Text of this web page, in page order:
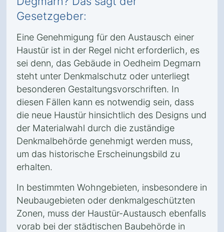
Gesetzgeber:
Eine Genehmigung für den Austausch einer
Haustür ist in der Regel nicht erforderlich, es
sei denn, das Gebäude in Oedheim Degmarn
steht unter Denkmalschutz oder unterliegt
besonderen Gestaltungsvorschriften. In
diesen Fällen kann es notwendig sein, dass
die neue Haustür hinsichtlich des Designs und
der Materialwahl durch die zuständige
Denkmalbehörde genehmigt werden muss,
um das historische Erscheinungsbild zu
erhalten.
In bestimmten Wohngebieten, insbesondere in
Neubaugebieten oder denkmalgeschützten
Zonen, muss der Haustür-Austausch ebenfalls
vorab bei der städtischen Baubehörde in